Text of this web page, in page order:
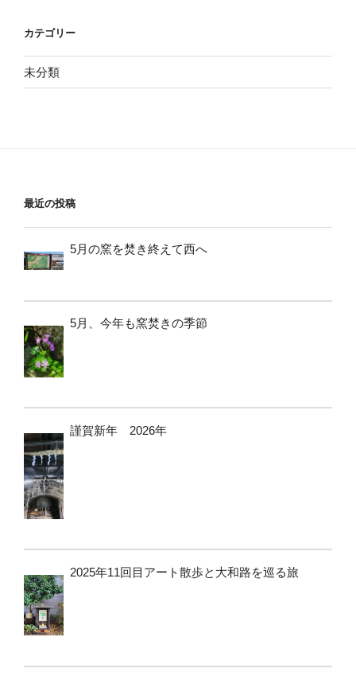
カテゴリー
未分類
最近の投稿
5月の窯を焚き終えて西へ
5月、今年も窯焚きの季節
謹賀新年 2026年
2025年11回目アート散歩と大和路を巡る旅